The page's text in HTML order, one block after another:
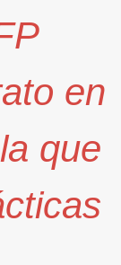
en
que